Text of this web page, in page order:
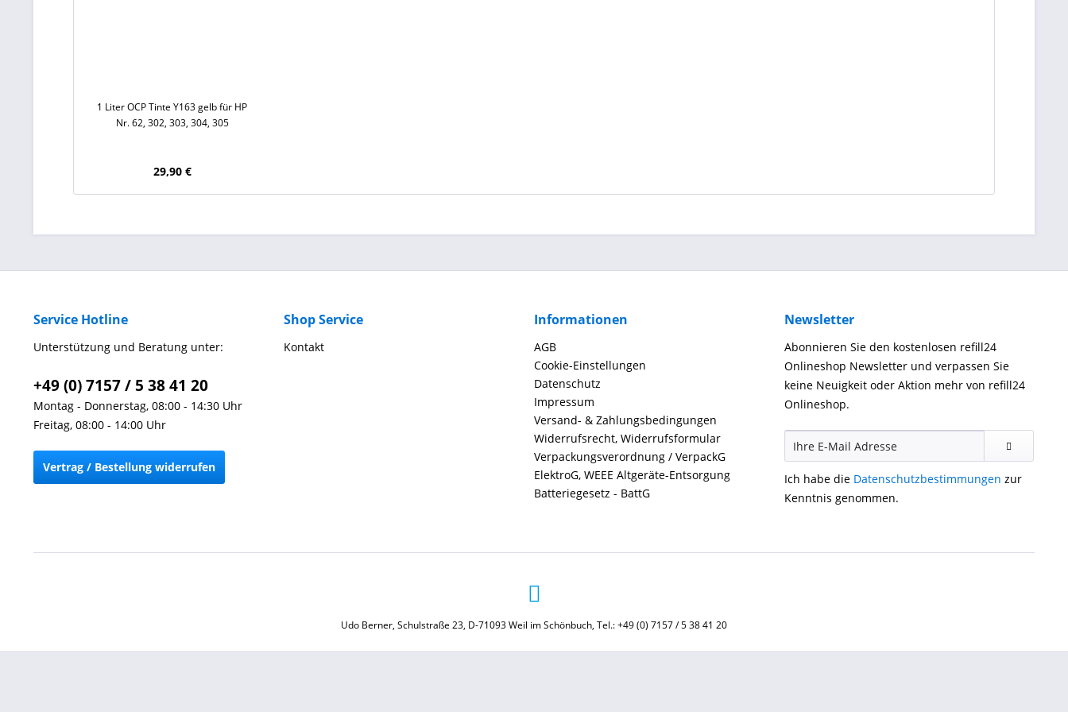
1 Liter OCP Tinte Y163 gelb für HP
Nr. 62, 302, 303, 304, 305
29,90 €
Service Hotline
Unterstützung und Beratung unter:
+49 (0) 7157 / 5 38 41 20
Montag - Donnerstag, 08:00 - 14:30 Uhr
Freitag, 08:00 - 14:00 Uhr
Vertrag / Bestellung widerrufen
Shop Service
Kontakt
Informationen
AGB
Cookie-Einstellungen
Datenschutz
Impressum
Versand- & Zahlungsbedingungen
Widerrufsrecht, Widerrufsformular
Verpackungsverordnung / VerpackG
ElektroG, WEEE Altgeräte-Entsorgung
Batteriegesetz - BattG
Newsletter
Abonnieren Sie den kostenlosen refill24
Onlineshop Newsletter und verpassen Sie
keine Neuigkeit oder Aktion mehr von refill24
Onlineshop.
Ich habe die Datenschutzbestimmungen zur
Kenntnis genommen.
Udo Berner, Schulstraße 23, D-71093 Weil im Schönbuch, Tel.: +49 (0) 7157 / 5 38 41 20